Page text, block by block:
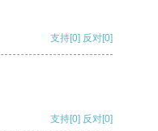
支持[0] 反对[0]
支持[0] 反对[0]